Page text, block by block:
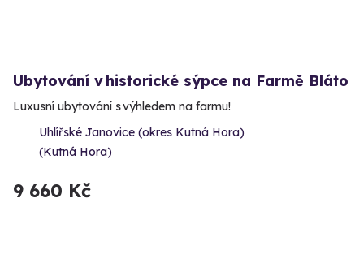
Ubytování v historické sýpce na Farmě Bláto
Luxusní ubytování s výhledem na farmu!
Uhlířské Janovice (okres Kutná Hora)
(Kutná Hora)
9 660 Kč